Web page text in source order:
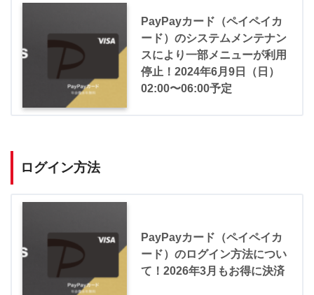
PayPayカード（ペイペイカ
ード）のシステムメンテナン
スにより一部メニューが利用
停止！2024年6月9日（日）
02:00〜06:00予定
ログイン方法
PayPayカード（ペイペイカ
ード）のログイン方法につい
て！2026年3月もお得に決済